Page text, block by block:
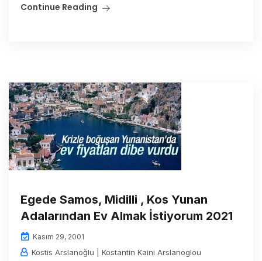
Continue Reading
Egede Samos, Midilli , Kos Yunan
Adalarından Ev Almak İstiyorum 2021
Kasım 29, 2001
Kostis Arslanoğlu | Kostantin Kaini Arslanoglou